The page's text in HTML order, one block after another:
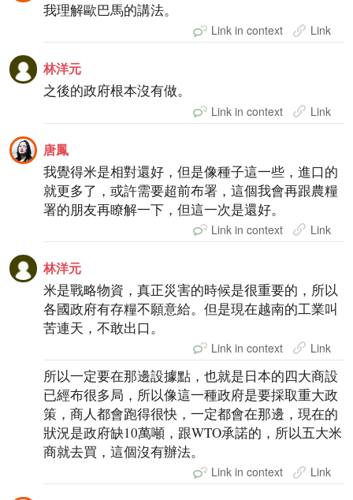
我理解歐巴馬的講法。
Link in context Link
林洋元
之後的政府根本沒有做。
Link in context Link
唐鳳
我覺得米是相對還好，但是像種子這一些，進口的
就更多了，或許需要超前布署，這個我會再跟農糧
署的朋友再瞭解一下，但這一次是還好。
Link in context Link
林洋元
米是戰略物資，真正災害的時候是很重要的，所以
各國政府有存糧不願意給。但是現在越南的工業叫
苦連天，不敢出口。
Link in context Link
所以一定要在那邊設據點，也就是日本的四大商設
已經布很多局，所以像這一種政府是要採取重大政
策，商人都會跑得很快，一定都會在那邊，現在的
狀況是政府缺10萬噸，跟WTO承諾的，所以五大米
商就去買，這個沒有辦法。
Link in context Link